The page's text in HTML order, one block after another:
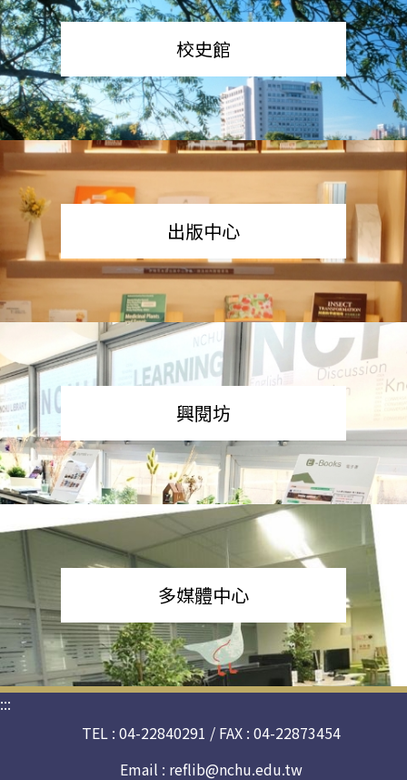
校史館
出版中心
興閱坊
多媒體中心
:::
TEL : 04-22840291 / FAX : 04-22873454
Email : reflib@nchu.edu.tw